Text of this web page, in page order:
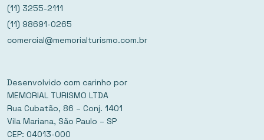
(11) 3255-2111
(11) 98691-0265
comercial@memorialturismo.com.br
Desenvolvido com carinho por
MEMORIAL TURISMO LTDA
Rua Cubatão, 86 – Conj. 1401
Vila Mariana, São Paulo – SP
CEP: 04013-000